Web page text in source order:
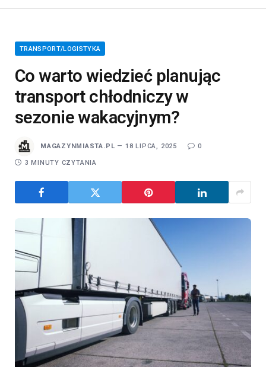
TRANSPORT/LOGISTYKA
Co warto wiedzieć planując
transport chłodniczy w
sezonie wakacyjnym?
MAGAZYNMIASTA.PL 18 LIPCA, 2025 0
3 MINUTY CZYTANIA